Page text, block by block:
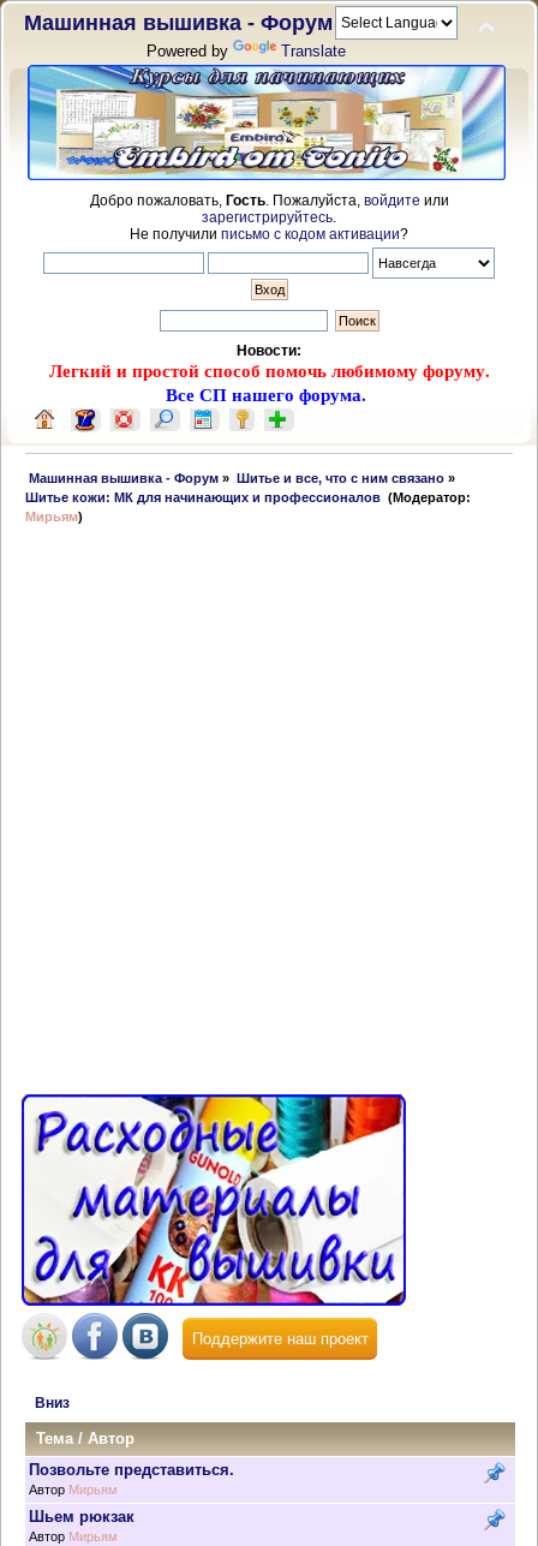
Машинная вышивка - Форум
Powered by Translate
Добро пожаловать, Гость. Пожалуйста, войдите или
зарегистрируйтесь
Не получили письмо с кодом активации?
Новости:
Легкий и простой способ помочь любимому форуму.
Все СП нашего форума.
Машинная вышивка - Форум » Шитье и все, что с ним связано»
Шитье кожи: МК для начинающих и профессионалов (Модератор:
Мирьям)
Поддержите наш проект
Вниз
Тема/Автор
Позвольте представиться.
Автор Мирьям
Шьем рюкзак
Автор Мирьям